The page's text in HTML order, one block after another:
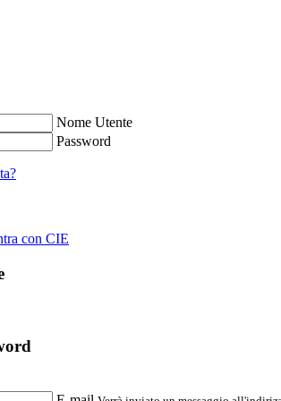
Nome Utente
Password
con CIE